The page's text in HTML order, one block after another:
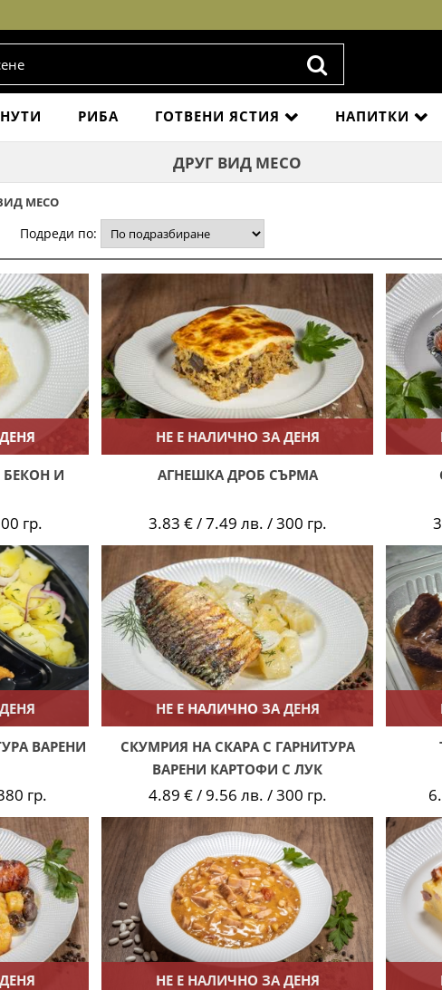
РИБА ГОТВЕНИ ЯСТИЯ НАПИТКИ
ДРУГ ВИД МЕСО
МЕСО
Подреди по:
И
гр.
НЕ Е НАЛИЧНО ЗА ДЕНЯ
АГНЕШКА ДРОБ СЪРМА
3.83 € / 7.49 лв. / 300 гр.
ВАРЕНИ
гр.
НЕ Е НАЛИЧНО ЗА ДЕНЯ
СКУМРИЯ НА СКАРА С ГАРНИТУРА
ВАРЕНИ КАРТОФИ С ЛУК
4.89 € / 9.56 лв. / 300 гр.
НЕ Е НАЛИЧНО ЗА ДЕНЯ